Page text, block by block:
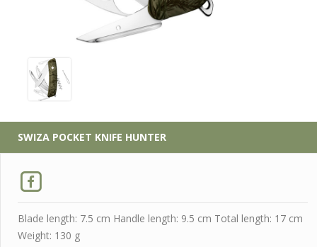
SWIZA POCKET KNIFE HUNTER
Blade length: 7.5 cm Handle length: 9.5 cm Total length: 17 cm
Weight: 130 g